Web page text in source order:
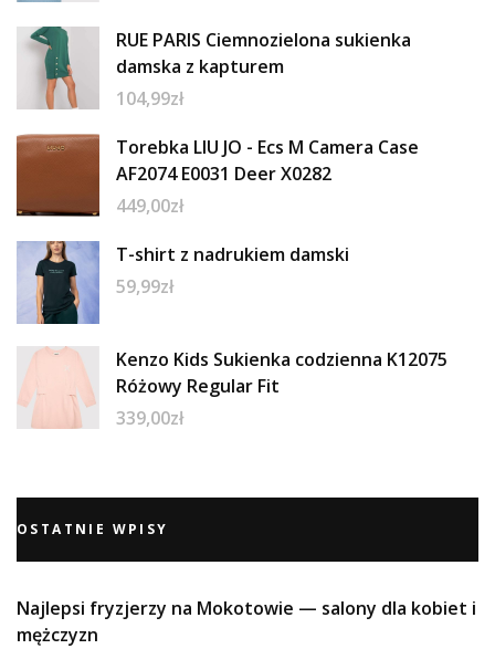
RUE PARIS Ciemnozielona sukienka
damska z kapturem
104,99zł
Torebka LIU JO - Ecs M Camera Case
AF2074 E0031 Deer X0282
449,00zł
T-shirt z nadrukiem damski
59,99zł
Kenzo Kids Sukienka codzienna K12075
Różowy Regular Fit
339,00zł
OSTATNIE WPISY
Najlepsi fryzjerzy na Mokotowie — salony dla kobiet i
mężczyzn